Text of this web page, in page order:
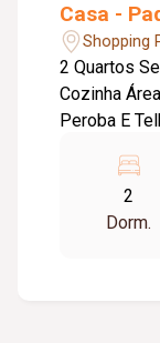
Casa -
Shopping
2 Quartos Sendo Um
Cozinha Área De Serviço Coberta Com Madeira
Peroba E Telha
E 3: 1 Vaga Garagem Lage
Armado2
Dorm.